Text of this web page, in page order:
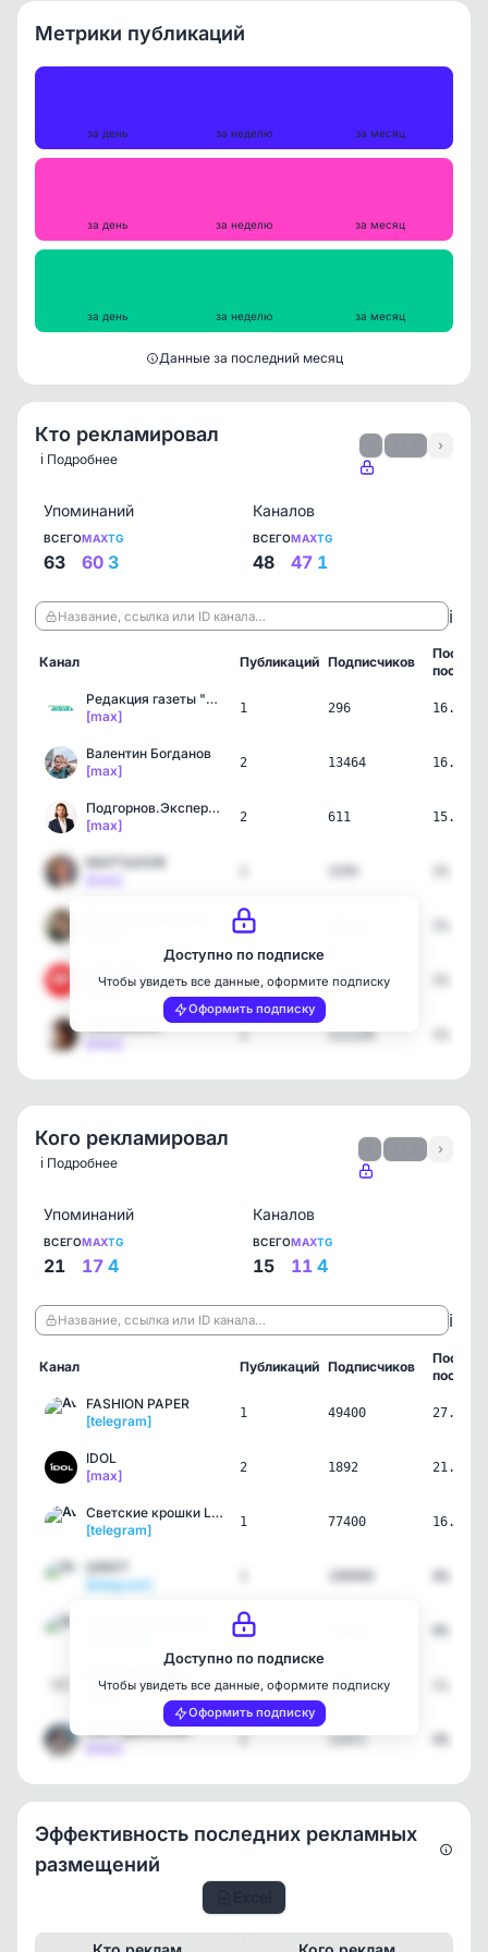
Метрики публикаций
за день за неделю за месяц
за день за неделю за месяц
за день за неделю за месяц
Данные за последний месяц
Кто рекламировал
ℹ️ Подробнее
›
Упоминаний
ВСЕГО
63
MAX
60
TG
3
Каналов
ВСЕГО
48
MAX
47
TG
1
Название, ссылка или ID канала… ℹ️
Канал Публикаций Подписчиков
пост
Редакция газеты "Чернояр…
[max]
1 296
Валентин Богданов
[max]
2 13464
Подгорнов.Экспертиза
[max]
2 611
МАРТЫНОВ
1
[max]
3 27738
1 111129
Доступно по подписке
Чтобы увидеть все данные, оформите подписку
Оформить подписку
Кого рекламировал
ℹ️ Подробнее
›
Упоминаний
ВСЕГО
21
MAX
17
TG
4
Каналов
ВСЕГО
15
MAX
11
TG
4
Название, ссылка или ID канала… ℹ️
Канал Публикаций Подписчиков
пост
FASHION PAPER
[telegram]
1 49400
IDOL
[max]
2 1892
Светские крошки LIVE
[telegram]
1 77400
ШМОТ
[telegram]
1
[max]
4 2420
Яна Рудковская
2 11471
Доступно по подписке
Чтобы увидеть все данные, оформите подписку
Оформить подписку
Эффективность последних рекламных
размещений